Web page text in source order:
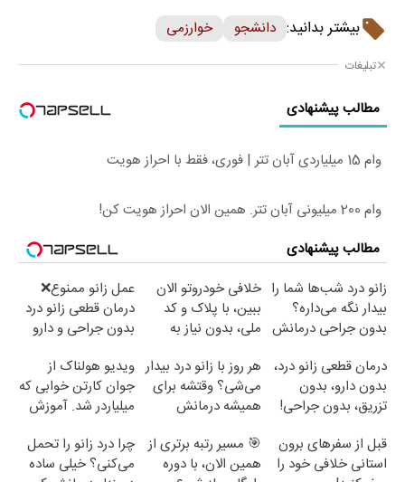
بیشتر بدانید: دانشجو خوارزمی
تبلیغات
مطالب پیشنهادی
وام 15 میلیاردی آبان تتر | فوری، فقط با احراز هویت
وام 200 میلیونی آبان تتر. همین الان احراز هویت کن!
مطالب پیشنهادی
زانو درد شب‌ها شما را
بیدار نگه می‌داره؟
بدون جراحی درمانش
خلافی خودروتو الان
ببین، با پلاک و کد
ملی، بدون نیاز به
عمل زانو ممنوع❌
درمان قطعی زانو درد
بدون جراحی و دارو
درمان قطعی زانو درد،
بدون دارو، بدون
تزریق، بدون جراحی!
هر روز با زانو درد بیدار
می‌شی؟ وقتشه برای
همیشه درمانش
ویدیو هولناک از
جوان کارتن خوابی که
میلیاردر شد. آموزش
قبل از سفرهای برون
استانی خلافی خود را
🎯 مسیر رتبه برتری از
همین الان، با دوره
چرا درد زانو را تحمل
می‌کنی؟ خیلی ساده